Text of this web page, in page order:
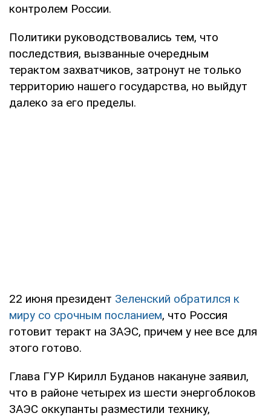
контролем России.
Политики руководствовались тем, что
последствия, вызванные очередным
терактом захватчиков, затронут не только
территорию нашего государства, но выйдут
далеко за его пределы.
22 июня президент Зеленский обратился к
миру со срочным посланием, что Россия
готовит теракт на ЗАЭС, причем у нее все для
этого готово.
Глава ГУР Кирилл Буданов накануне заявил,
что в районе четырех из шести энергоблоков
ЗАЭС оккупанты разместили технику,